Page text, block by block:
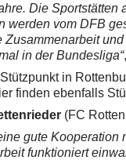
Die Sportstätten
werden vom DFB
Zusammenarbeit
in der Bundesliga“
in
finden ebenfalls
(FC
gute
funktioniert